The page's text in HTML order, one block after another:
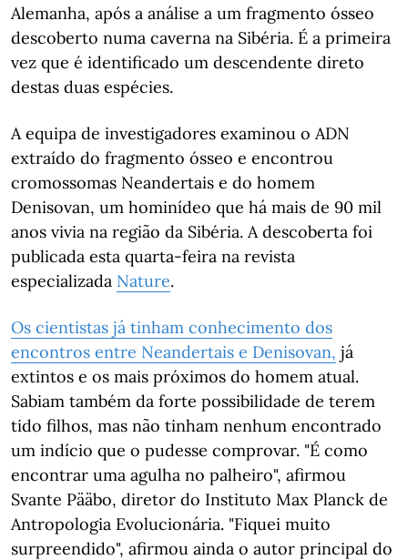
Alemanha, após a análise a um fragmento ósseo
descoberto numa caverna na Sibéria. É a primeira
vez que é identificado um descendente direto
destas duas espécies.
A equipa de investigadores examinou o ADN
extraído do fragmento ósseo e encontrou
cromossomas Neandertais e do homem
Denisovan, um hominídeo que há mais de 90 mil
anos vivia na região da Sibéria. A descoberta foi
publicada esta quarta-feira na revista
especializada Nature.
Os cientistas já tinham conhecimento dos
encontros entre Neandertais e Denisovan, já
extintos e os mais próximos do homem atual.
Sabiam também da forte possibilidade de terem
tido filhos, mas não tinham nenhum encontrado
um indício que o pudesse comprovar. "É como
encontrar uma agulha no palheiro", afirmou
Svante Pääbo, diretor do Instituto Max Planck de
Antropologia Evolucionária. "Fiquei muito
surpreendido", afirmou ainda o autor principal do